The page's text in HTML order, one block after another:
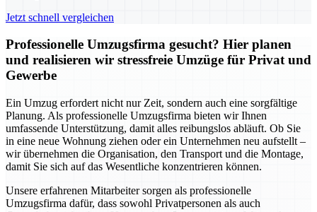
Jetzt schnell vergleichen
Professionelle Umzugsfirma gesucht? Hier planen
und realisieren wir stressfreie Umzüge für Privat und
Gewerbe
Ein Umzug erfordert nicht nur Zeit, sondern auch eine sorgfältige
Planung. Als professionelle Umzugsfirma bieten wir Ihnen
umfassende Unterstützung, damit alles reibungslos abläuft. Ob Sie
in eine neue Wohnung ziehen oder ein Unternehmen neu aufstellt –
wir übernehmen die Organisation, den Transport und die Montage,
damit Sie sich auf das Wesentliche konzentrieren können.
Unsere erfahrenen Mitarbeiter sorgen als professionelle
Umzugsfirma dafür, dass sowohl Privatpersonen als auch